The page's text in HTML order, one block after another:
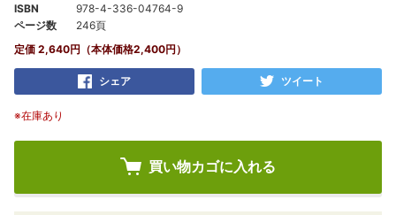
ISBN
978-4-336-04764-9
ページ数
246頁
定価 2,640円（本体価格2,400円）
シェア ツイート
※在庫あり